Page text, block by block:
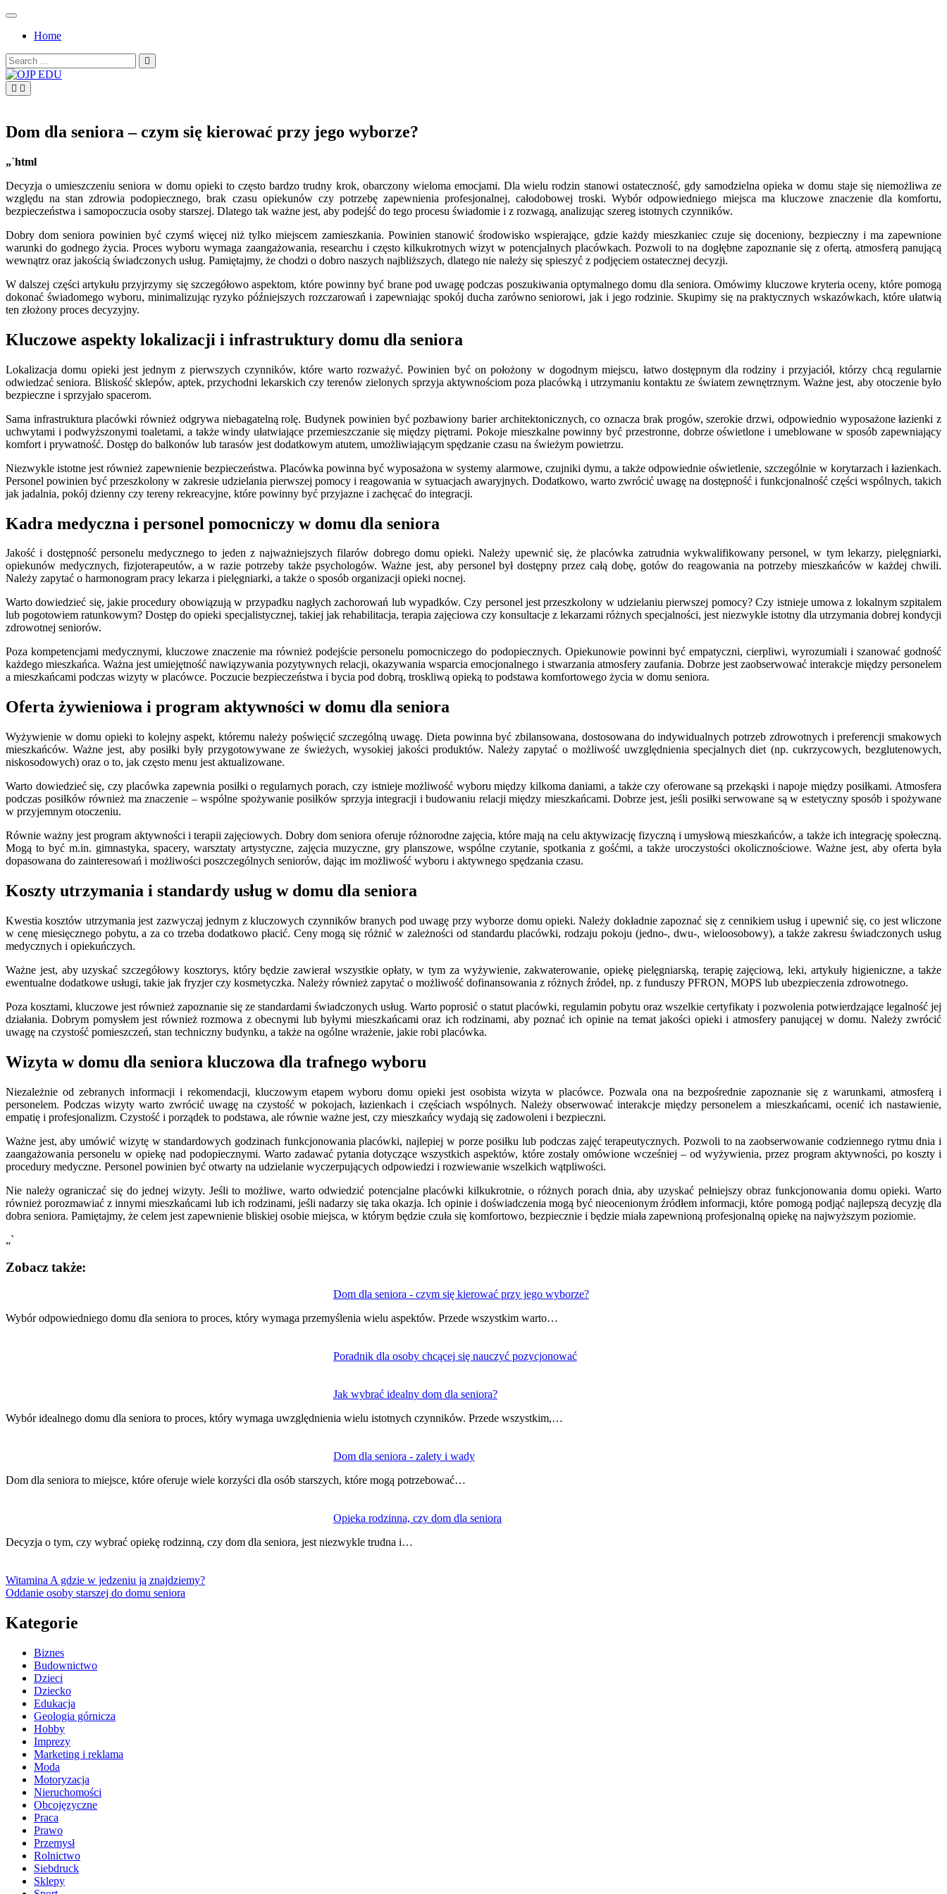
Skip
contentHome
Search
for:
Dom dla seniora – czym się kierować przy jego wyborze?
„`html
Decyzja o umieszczeniu seniora w domu opieki to często bardzo trudny krok, obarczony wieloma emocjami. Dla wielu rodzin stanowi ostateczność, gdy samodzielna opieka w domu staje się niemożliwa ze
względu na stan zdrowia podopiecznego, brak czasu opiekunów czy potrzebę zapewnienia profesjonalnej, całodobowej troski. Wybór odpowiedniego miejsca ma kluczowe znaczenie dla komfortu,
bezpieczeństwa i samopoczucia osoby starszej. Dlatego tak ważne jest, aby podejść do tego procesu świadomie i z rozwagą, analizując szereg istotnych czynników.
Dobry dom seniora powinien być czymś więcej niż tylko miejscem zamieszkania. Powinien stanowić środowisko wspierające, gdzie każdy mieszkaniec czuje się doceniony, bezpieczny i ma zapewnione
warunki do godnego życia. Proces wyboru wymaga zaangażowania, researchu i często kilkukrotnych wizyt w potencjalnych placówkach. Pozwoli to na dogłębne zapoznanie się z ofertą, atmosferą panującą
wewnątrz oraz jakością świadczonych usług. Pamiętajmy, że chodzi o dobro naszych najbliższych, dlatego nie należy się spieszyć z podjęciem ostatecznej decyzji.
W dalszej części artykułu przyjrzymy się szczegółowo aspektom, które powinny być brane pod uwagę podczas poszukiwania optymalnego domu dla seniora. Omówimy kluczowe kryteria oceny, które pomogą
dokonać świadomego wyboru, minimalizując ryzyko późniejszych rozczarowań i zapewniając spokój ducha zarówno seniorowi, jak i jego rodzinie. Skupimy się na praktycznych wskazówkach, które ułatwią
ten złożony proces decyzyjny.
Kluczowe aspekty lokalizacji i infrastruktury domu dla seniora
Lokalizacja domu opieki jest jednym z pierwszych czynników, które warto rozważyć. Powinien być on położony w dogodnym miejscu, łatwo dostępnym dla rodziny i przyjaciół, którzy chcą regularnie
odwiedzać seniora. Bliskość sklepów, aptek, przychodni lekarskich czy terenów zielonych sprzyja aktywnościom poza placówką i utrzymaniu kontaktu ze światem zewnętrznym. Ważne jest, aby otoczenie było
bezpieczne i sprzyjało spacerom.
Sama infrastruktura placówki również odgrywa niebagatelną rolę. Budynek powinien być pozbawiony barier architektonicznych, co oznacza brak progów, szerokie drzwi, odpowiednio wyposażone łazienki z
uchwytami i podwyższonymi toaletami, a także windy ułatwiające przemieszczanie się między piętrami. Pokoje mieszkalne powinny być przestronne, dobrze oświetlone i umeblowane w sposób zapewniający
komfort i prywatność. Dostęp do balkonów lub tarasów jest dodatkowym atutem, umożliwiającym spędzanie czasu na świeżym powietrzu.
Niezwykle istotne jest również zapewnienie bezpieczeństwa. Placówka powinna być wyposażona w systemy alarmowe, czujniki dymu, a także odpowiednie oświetlenie, szczególnie w korytarzach i łazienkach.
Personel powinien być przeszkolony w zakresie udzielania pierwszej pomocy i reagowania w sytuacjach awaryjnych. Dodatkowo, warto zwrócić uwagę na dostępność i funkcjonalność części wspólnych, takich
jak jadalnia, pokój dzienny czy tereny rekreacyjne, które powinny być przyjazne i zachęcać do integracji.
Kadra medyczna i personel pomocniczy w domu dla seniora
Jakość i dostępność personelu medycznego to jeden z najważniejszych filarów dobrego domu opieki. Należy upewnić się, że placówka zatrudnia wykwalifikowany personel, w tym lekarzy, pielęgniarki,
opiekunów medycznych, fizjoterapeutów, a w razie potrzeby także psychologów. Ważne jest, aby personel był dostępny przez całą dobę, gotów do reagowania na potrzeby mieszkańców w każdej chwili.
Należy zapytać o harmonogram pracy lekarza i pielęgniarki, a także o sposób organizacji opieki nocnej.
Warto dowiedzieć się, jakie procedury obowiązują w przypadku nagłych zachorowań lub wypadków. Czy personel jest przeszkolony w udzielaniu pierwszej pomocy? Czy istnieje umowa z lokalnym szpitalem
lub pogotowiem ratunkowym? Dostęp do opieki specjalistycznej, takiej jak rehabilitacja, terapia zajęciowa czy konsultacje z lekarzami różnych specjalności, jest niezwykle istotny dla utrzymania dobrej kondycji
zdrowotnej seniorów.
Poza kompetencjami medycznymi, kluczowe znaczenie ma również podejście personelu pomocniczego do podopiecznych. Opiekunowie powinni być empatyczni, cierpliwi, wyrozumiali i szanować godność
każdego mieszkańca. Ważna jest umiejętność nawiązywania pozytywnych relacji, okazywania wsparcia emocjonalnego i stwarzania atmosfery zaufania. Dobrze jest zaobserwować interakcje między personelem
a mieszkańcami podczas wizyty w placówce. Poczucie bezpieczeństwa i bycia pod dobrą, troskliwą opieką to podstawa komfortowego życia w domu seniora.
Oferta żywieniowa i program aktywności w domu dla seniora
Wyżywienie w domu opieki to kolejny aspekt, któremu należy poświęcić szczególną uwagę. Dieta powinna być zbilansowana, dostosowana do indywidualnych potrzeb zdrowotnych i preferencji smakowych
mieszkańców. Ważne jest, aby posiłki były przygotowywane ze świeżych, wysokiej jakości produktów. Należy zapytać o możliwość uwzględnienia specjalnych diet (np. cukrzycowych, bezglutenowych,
niskosodowych) oraz o to, jak często menu jest aktualizowane.
Warto dowiedzieć się, czy placówka zapewnia posiłki o regularnych porach, czy istnieje możliwość wyboru między kilkoma daniami, a także czy oferowane są przekąski i napoje między posiłkami. Atmosfera
podczas posiłków również ma znaczenie – wspólne spożywanie posiłków sprzyja integracji i budowaniu relacji między mieszkańcami. Dobrze jest, jeśli posiłki serwowane są w estetyczny sposób i spożywane
w przyjemnym otoczeniu.
Równie ważny jest program aktywności i terapii zajęciowych. Dobry dom seniora oferuje różnorodne zajęcia, które mają na celu aktywizację fizyczną i umysłową mieszkańców, a także ich integrację społeczną.
Mogą to być m.in. gimnastyka, spacery, warsztaty artystyczne, zajęcia muzyczne, gry planszowe, wspólne czytanie, spotkania z gośćmi, a także uroczystości okolicznościowe. Ważne jest, aby oferta była
dopasowana do zainteresowań i możliwości poszczególnych seniorów, dając im możliwość wyboru i aktywnego spędzania czasu.
Koszty utrzymania i standardy usług w domu dla seniora
Kwestia kosztów utrzymania jest zazwyczaj jednym z kluczowych czynników branych pod uwagę przy wyborze domu opieki. Należy dokładnie zapoznać się z cennikiem usług i upewnić się, co jest wliczone
w cenę miesięcznego pobytu, a za co trzeba dodatkowo płacić. Ceny mogą się różnić w zależności od standardu placówki, rodzaju pokoju (jedno-, dwu-, wieloosobowy), a także zakresu świadczonych usług
medycznych i opiekuńczych.
Ważne jest, aby uzyskać szczegółowy kosztorys, który będzie zawierał wszystkie opłaty, w tym za wyżywienie, zakwaterowanie, opiekę pielęgniarską, terapię zajęciową, leki, artykuły higieniczne, a także
ewentualne dodatkowe usługi, takie jak fryzjer czy kosmetyczka. Należy również zapytać o możliwość dofinansowania z różnych źródeł, np. z funduszy PFRON, MOPS lub ubezpieczenia zdrowotnego.
Poza kosztami, kluczowe jest również zapoznanie się ze standardami świadczonych usług. Warto poprosić o statut placówki, regulamin pobytu oraz wszelkie certyfikaty i pozwolenia potwierdzające legalność jej
działania. Dobrym pomysłem jest również rozmowa z obecnymi lub byłymi mieszkańcami oraz ich rodzinami, aby poznać ich opinie na temat jakości opieki i atmosfery panującej w domu. Należy zwrócić
uwagę na czystość pomieszczeń, stan techniczny budynku, a także na ogólne wrażenie, jakie robi placówka.
Wizyta w domu dla seniora kluczowa dla trafnego wyboru
Niezależnie od zebranych informacji i rekomendacji, kluczowym etapem wyboru domu opieki jest osobista wizyta w placówce. Pozwala ona na bezpośrednie zapoznanie się z warunkami, atmosferą i
personelem. Podczas wizyty warto zwrócić uwagę na czystość w pokojach, łazienkach i częściach wspólnych. Należy obserwować interakcje między personelem a mieszkańcami, ocenić ich nastawienie,
empatię i profesjonalizm. Czystość i porządek to podstawa, ale równie ważne jest, czy mieszkańcy wydają się zadowoleni i bezpieczni.
Ważne jest, aby umówić wizytę w standardowych godzinach funkcjonowania placówki, najlepiej w porze posiłku lub podczas zajęć terapeutycznych. Pozwoli to na zaobserwowanie codziennego rytmu dnia i
zaangażowania personelu w opiekę nad podopiecznymi. Warto zadawać pytania dotyczące wszystkich aspektów, które zostały omówione wcześniej – od wyżywienia, przez program aktywności, po koszty i
procedury medyczne. Personel powinien być otwarty na udzielanie wyczerpujących odpowiedzi i rozwiewanie wszelkich wątpliwości.
Nie należy ograniczać się do jednej wizyty. Jeśli to możliwe, warto odwiedzić potencjalne placówki kilkukrotnie, o różnych porach dnia, aby uzyskać pełniejszy obraz funkcjonowania domu opieki. Warto
również porozmawiać z innymi mieszkańcami lub ich rodzinami, jeśli nadarzy się taka okazja. Ich opinie i doświadczenia mogą być nieocenionym źródłem informacji, które pomogą podjąć najlepszą decyzję dla
dobra seniora. Pamiętajmy, że celem jest zapewnienie bliskiej osobie miejsca, w którym będzie czuła się komfortowo, bezpiecznie i będzie miała zapewnioną profesjonalną opiekę na najwyższym poziomie.
„`
Zobacz także:
Dom dla seniora - czym się kierować przy jego wyborze?
Wybór odpowiedniego domu dla seniora to proces, który wymaga przemyślenia wielu aspektów. Przede wszystkim warto…
Poradnik dla osoby chcącej się nauczyć pozycjonować
Jak wybrać idealny dom dla seniora?
Wybór idealnego domu dla seniora to proces, który wymaga uwzględnienia wielu istotnych czynników. Przede wszystkim,…
Dom dla seniora - zalety i wady
Dom dla seniora to miejsce, które oferuje wiele korzyści dla osób starszych, które mogą potrzebować…
Opieka rodzinna, czy dom dla seniora
Decyzja o tym, czy wybrać opiekę rodzinną, czy dom dla seniora, jest niezwykle trudna i…
wpisu
Witamina A gdzie w jedzeniu ją znajdziemy?
Oddanie osoby starszej do domu seniora
Kategorie
Biznes
Budownictwo
Dzieci
Dziecko
Edukacja
Geologia górnicza
Hobby
Imprezy
Marketing i reklama
Moda
Motoryzacja
Nieruchomości
Obcojęzyczne
Praca
Prawo
Przemysł
Rolnictwo
Siebdruck
Sklepy